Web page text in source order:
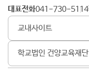
대
학
대표전화 041-730-5114
교내사이트
학교법인 건양교육재단